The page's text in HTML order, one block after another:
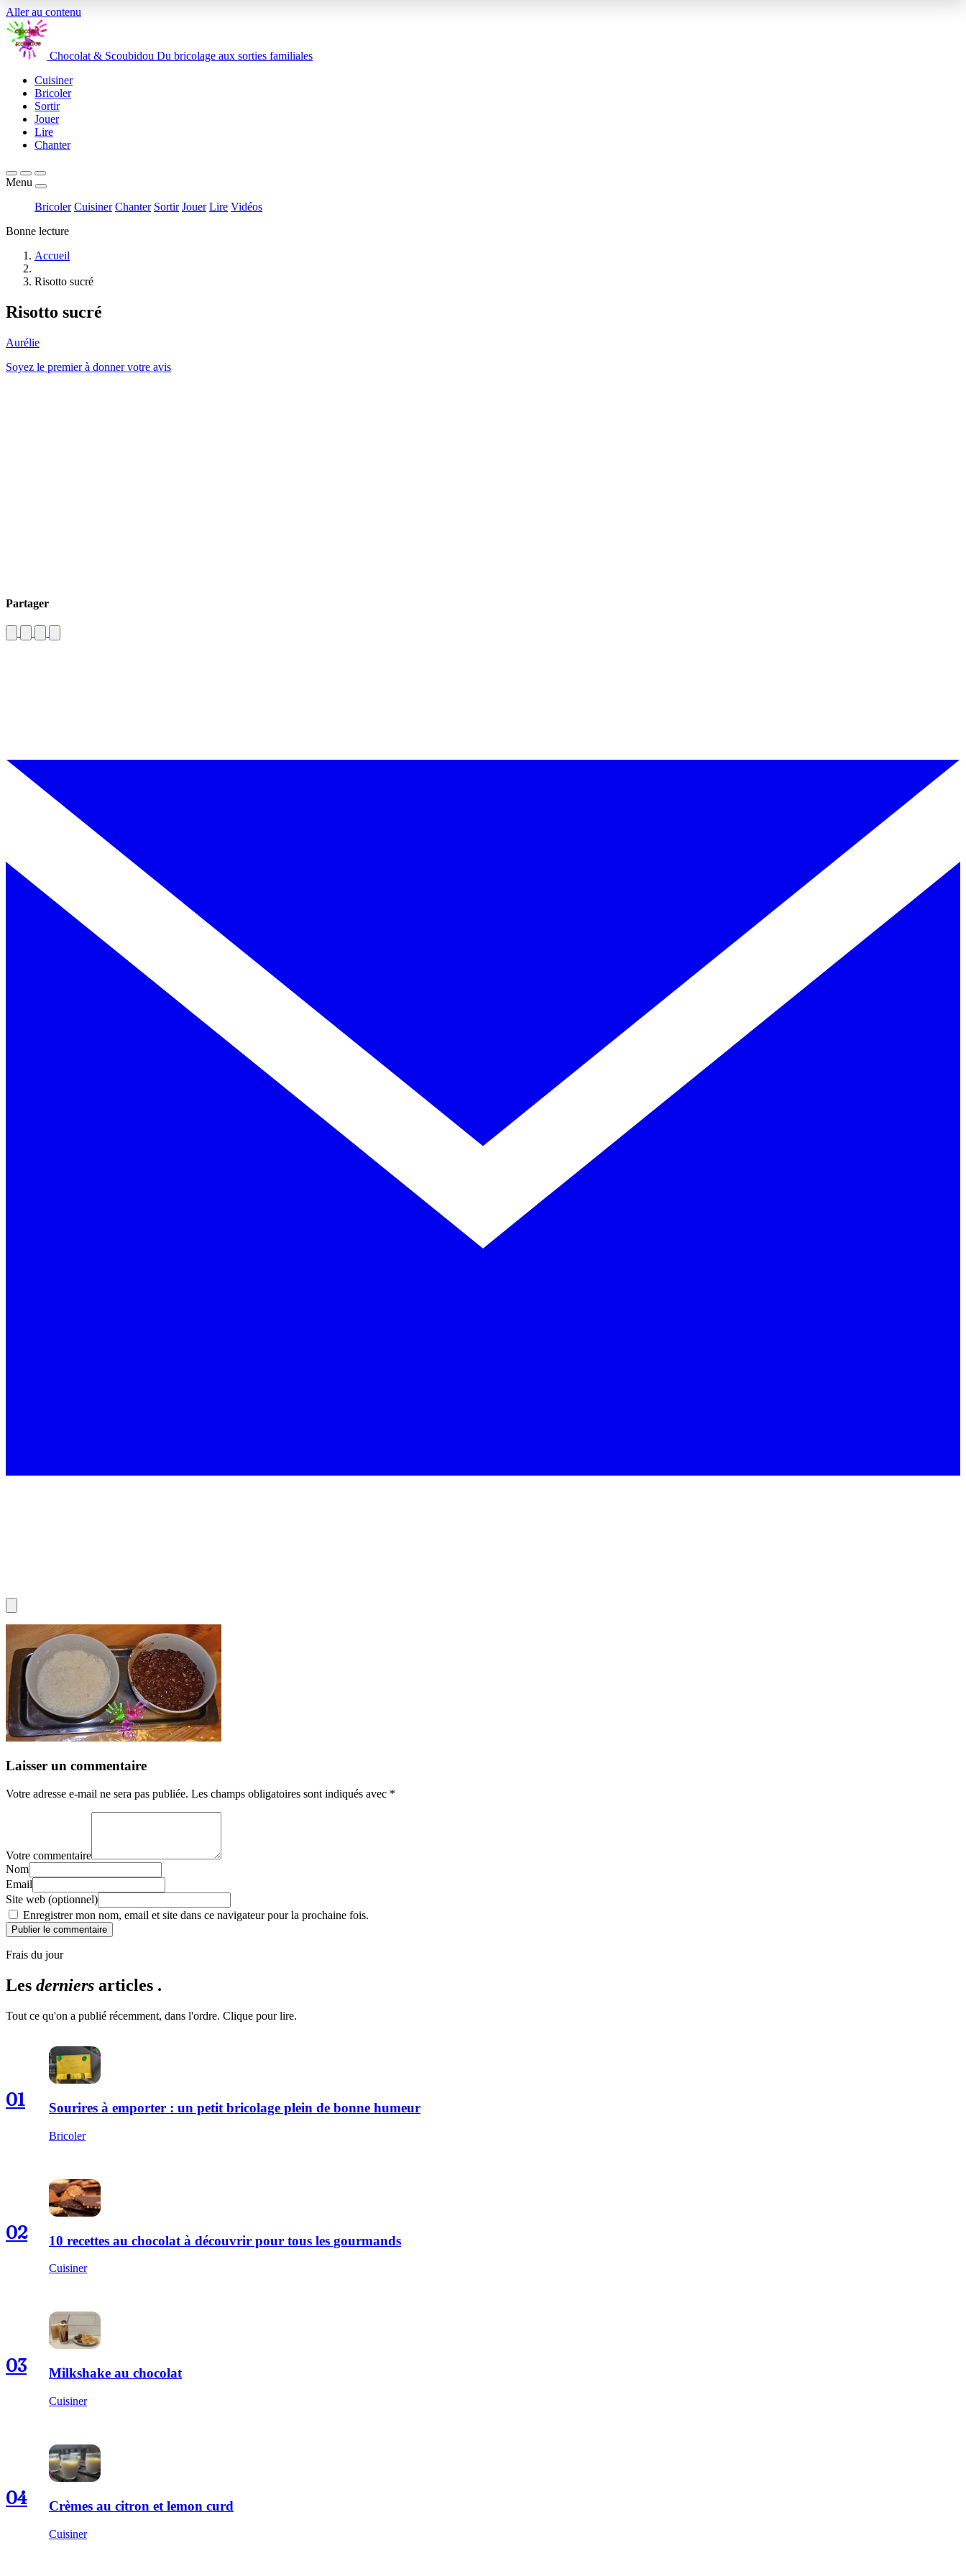
Aller au contenu
Chocolat & Scoubidou Du bricolage aux sorties familiales
Cuisiner
Bricoler
Sortir
Jouer
Lire
Chanter
Menu
Bricoler Cuisiner Chanter Sortir Jouer Lire Vidéos
Bonne lecture
Accueil
Risotto sucré
Risotto sucré
Aurélie
Soyez le premier à donner votre avis
Partager
Laisser un commentaire
Votre adresse e-mail ne sera pas publiée. Les champs obligatoires sont indiqués avec *
Votre commentaire
Nom
Email
Site web (optionnel)
Enregistrer mon nom, email et site dans ce navigateur pour la prochaine fois.
Publier le commentaire
Frais du jour
Les derniers articles .
Tout ce qu'on a publié récemment, dans l'ordre. Clique pour lire.
01 Sourires à emporter : un petit bricolage plein de bonne humeur
Bricoler
02 10 recettes au chocolat à découvrir pour tous les gourmands
Cuisiner
03 Milkshake au chocolat
Cuisiner
04 Crèmes au citron et lemon curd
Cuisiner